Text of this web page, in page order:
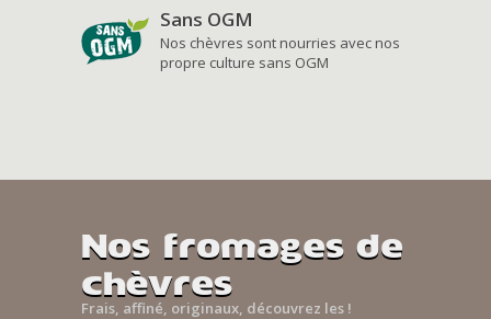
Sans OGM
Nos chèvres sont nourries avec nos
propre culture sans OGM
Nos fromages de
chèvres
Frais, affiné, originaux, découvrez les !